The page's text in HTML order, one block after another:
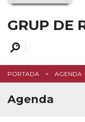
Notícies
CONTACTE
GRUP DE
PORTADA AGENDA
Agenda